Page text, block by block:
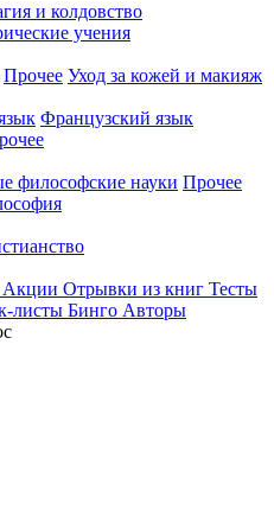
и колдовство
учения
Прочее Уход за кожей и макияж
Французский язык
философские науки Прочее
Акции Отрывки из книг Тесты
листы Бинго Авторы